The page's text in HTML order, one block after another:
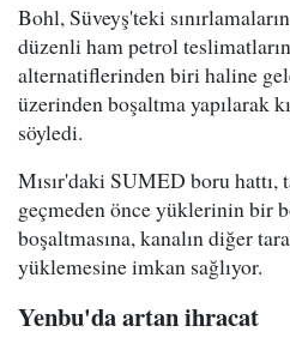
Bohl, Süveyş'teki
düzenli ham petrol
alternatiflerinden biri haline
üzerinden boşaltma yapılarak
söyledi.
Mısır'daki SUMED boru hattı,
geçmeden önce yüklerinin bir
boşaltmasına, kanalın diğer
yüklemesine imkan sağlıyor.
Yenbu'da artan ihracat